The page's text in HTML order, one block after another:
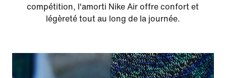
compétition, l'amorti Nike Air offre confort et
légèreté tout au long de la journée.